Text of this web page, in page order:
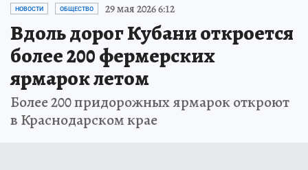
НОВОСТИ ОБЩЕСТВО 29 мая 2026 6:12
Вдоль дорог Кубани откроется
более 200 фермерских
ярмарок летом
Более 200 придорожных ярмарок откроют
в Краснодарском крае